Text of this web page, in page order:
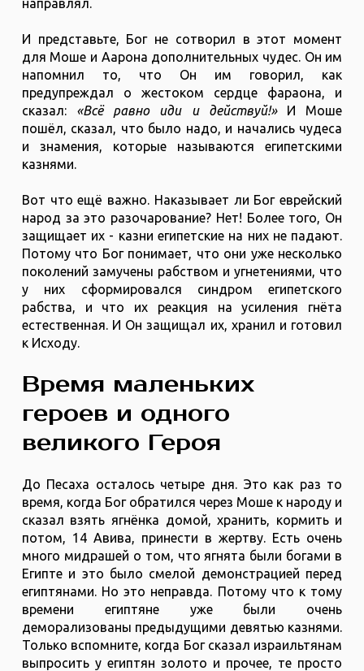
направлял.
И представьте, Бог не сотворил в этот момент
для Моше и Аарона дополнительных чудес. Он им
напомнил то, что Он им говорил, как
предупреждал о жестоком сердце фараона, и
сказал: «Всё равно иди и действуй!» И Моше
пошёл, сказал, что было надо, и начались чудеса
и знамения, которые называются египетскими
казнями.
Вот что ещё важно. Наказывает ли Бог еврейский
народ за это разочарование? Нет! Более того, Он
защищает их - казни египетские на них не падают.
Потому что Бог понимает, что они уже несколько
поколений замучены рабством и угнетениями, что
у них сформировался синдром египетского
рабства, и что их реакция на усиления гнёта
естественная. И Он защищал их, хранил и готовил
к Исходу.
Время маленьких
героев и одного
великого Героя
До Песаха осталось четыре дня. Это как раз то
время, когда Бог обратился через Моше к народу и
сказал взять ягнёнка домой, хранить, кормить и
потом, 14 Авива, принести в жертву. Есть очень
много мидрашей о том, что ягнята были богами в
Египте и это было смелой демонстрацией перед
египтянами. Но это неправда. Потому что к тому
времени египтяне уже были очень
деморализованы предыдущими девятью казнями.
Только вспомните, когда Бог сказал израильтянам
выпросить у египтян золото и прочее, те просто